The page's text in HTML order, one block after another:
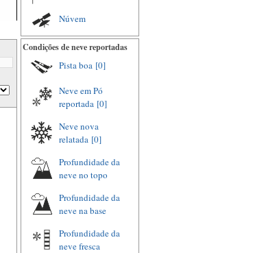
Núvem
Condições de neve reportadas
Pista boa [0]
Neve em Pó
reportada [0]
Neve nova
relatada [0]
Profundidade da
neve no topo
Profundidade da
neve na base
Profundidade da
neve fresca